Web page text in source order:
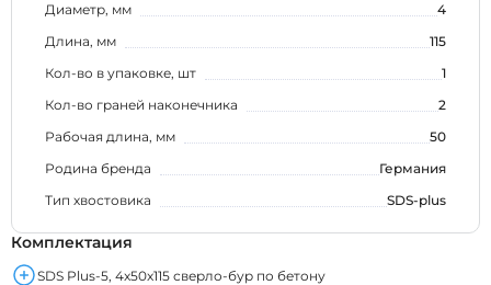
Диаметр, мм
4
Длина, мм
115
Кол-во в упаковке, шт
1
Кол-во граней наконечника
2
Рабочая длина, мм
50
Родина бренда
Германия
Тип хвостовика
SDS-plus
Комплектация
SDS Plus-5, 4x50x115 сверло-бур по бетону